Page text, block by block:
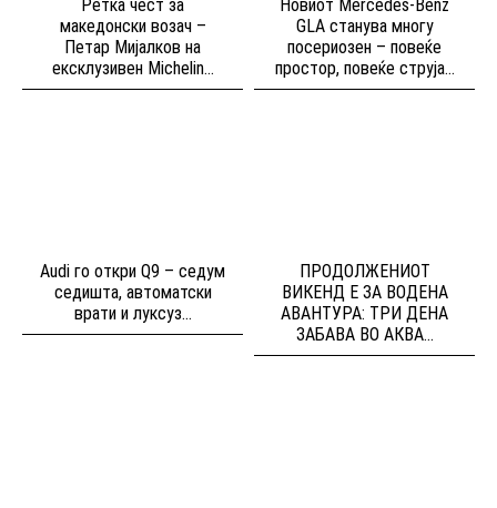
Ретка чест за
македонски возач –
Петар Мијалков на
ексклузивен Michelin...
Новиот Mercedes-Benz
GLA станува многу
посериозен – повеќе
простор, повеќе струја...
Audi го откри Q9 – седум
седишта, автоматски
врати и луксуз...
ПРОДОЛЖЕНИОТ
ВИКЕНД Е ЗА ВОДЕНА
АВАНТУРА: ТРИ ДЕНА
ЗАБАВА ВО АКВА...